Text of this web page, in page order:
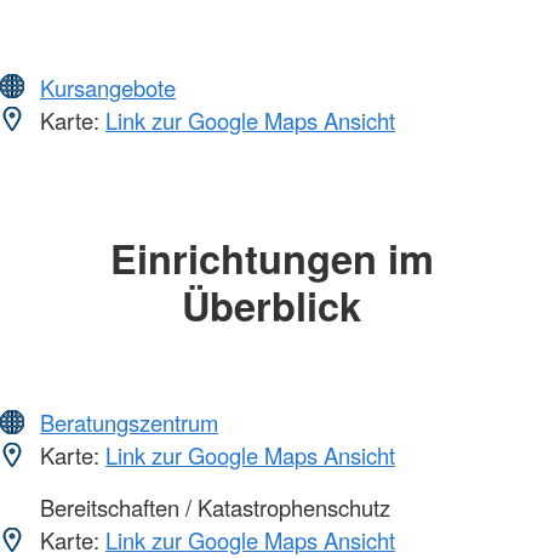
Kursangebote
Karte: Link zur Google Maps Ansicht
Einrichtungen im
Überblick
Beratungszentrum
Karte: Link zur Google Maps Ansicht
Bereitschaften / Katastrophenschutz
Karte: Link zur Google Maps Ansicht